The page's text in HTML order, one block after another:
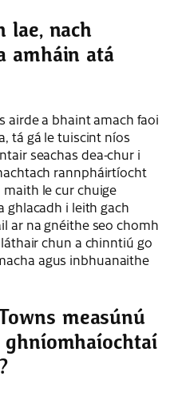
lae, nach
amháin atá
airde a bhaint amach faoi
tá gá le tuiscint níos
seachas dea-chur i
rannpháirtíocht
le cur chuige
ghlacadh i leith gach
ar na gnéithe seo chomh
chun a chinntiú go
agus inbhuanaithe
measúnú